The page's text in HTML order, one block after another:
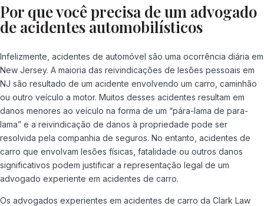
Por que você precisa de um advogado
de acidentes automobilísticos
Infelizmente, acidentes de automóvel são uma ocorrência diária em
New Jersey. A maioria das reivindicações de lesões pessoais em
NJ são resultado de um acidente envolvendo um carro, caminhão
ou outro veículo a motor. Muitos desses acidentes resultam em
danos menores ao veículo na forma de um “pára-lama de para-
lama” e a reivindicação de danos à propriedade pode ser
resolvida pela companhia de seguros. No entanto, acidentes de
carro que envolvam lesões físicas, fatalidade ou outros danos
significativos podem justificar a representação legal de um
advogado experiente em acidentes de carro.
Os advogados experientes em acidentes de carro da Clark Law